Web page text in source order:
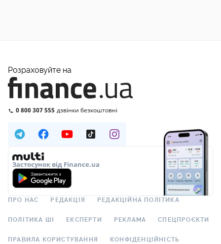
Розраховуйте на
0 800 307 555 дзвінки безкоштовні
Застосунок від Finance.ua
ПРО НАС РЕДАКЦІЯ РЕДАКЦІЙНА ПОЛІТИКА
ПОЛІТИКА ШІ ЕКСПЕРТИ РЕКЛАМА СПЕЦПРОЄКТИ
ПРАВИЛА КОРИСТУВАННЯ КОНФІДЕНЦІЙНІСТЬ